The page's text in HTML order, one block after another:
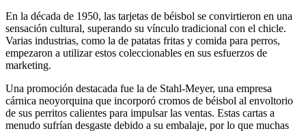
En la década de 1950, las tarjetas de béisbol se convirtieron en una
sensación cultural, superando su vínculo tradicional con el chicle.
Varias industrias, como la de patatas fritas y comida para perros,
empezaron a utilizar estos coleccionables en sus esfuerzos de
marketing.
Una promoción destacada fue la de Stahl-Meyer, una empresa
cárnica neoyorquina que incorporó cromos de béisbol al envoltorio
de sus perritos calientes para impulsar las ventas. Estas cartas a
menudo sufrían desgaste debido a su embalaje, por lo que muchas